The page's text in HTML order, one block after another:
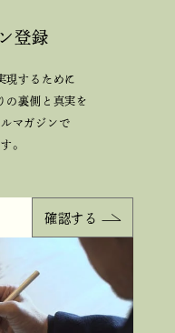
登録
現するために
の裏側と真実を
マガジンで
。